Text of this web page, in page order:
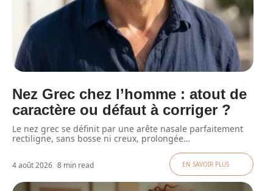
Nez Grec chez l’homme : atout de
caractère ou défaut à corriger ?
Le nez grec se définit par une arête nasale parfaitement
rectiligne, sans bosse ni creux, prolongée…
4 août 2026 8 min read EN SAVOIR PLUS